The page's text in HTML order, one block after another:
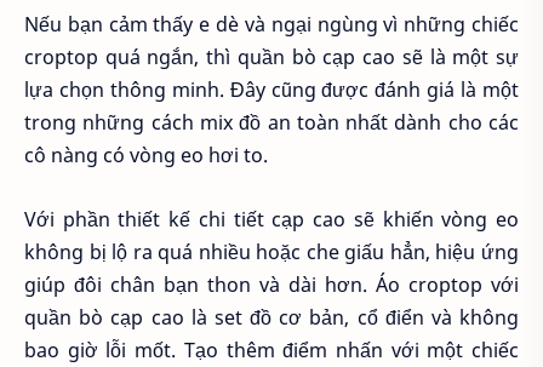
Nếu bạn cảm thấy e dè và ngại ngùng vì những chiếc
croptop quá ngắn, thì quần bò cạp cao sẽ là một sự
lựa chọn thông minh. Đây cũng được đánh giá là một
trong những cách mix đồ an toàn nhất dành cho các
cô nàng có vòng eo hơi to.
Với phần thiết kế chi tiết cạp cao sẽ khiến vòng eo
không bị lộ ra quá nhiều hoặc che giấu hẳn, hiệu ứng
giúp đôi chân bạn thon và dài hơn. Áo croptop với
quần bò cạp cao là set đồ cơ bản, cổ điển và không
bao giờ lỗi mốt. Tạo thêm điểm nhấn với một chiếc